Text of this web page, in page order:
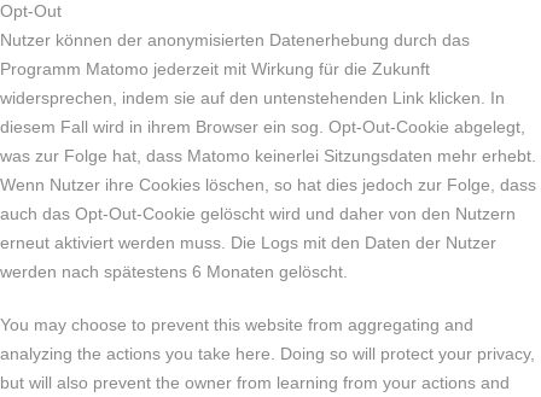
Opt-Out
Nutzer können der anonymisierten Datenerhebung durch das
Programm Matomo jederzeit mit Wirkung für die Zukunft
widersprechen, indem sie auf den untenstehenden Link klicken. In
diesem Fall wird in ihrem Browser ein sog. Opt-Out-Cookie abgelegt,
was zur Folge hat, dass Matomo keinerlei Sitzungsdaten mehr erhebt.
Wenn Nutzer ihre Cookies löschen, so hat dies jedoch zur Folge, dass
auch das Opt-Out-Cookie gelöscht wird und daher von den Nutzern
erneut aktiviert werden muss. Die Logs mit den Daten der Nutzer
werden nach spätestens 6 Monaten gelöscht.
You may choose to prevent this website from aggregating and
analyzing the actions you take here. Doing so will protect your privacy,
but will also prevent the owner from learning from your actions and